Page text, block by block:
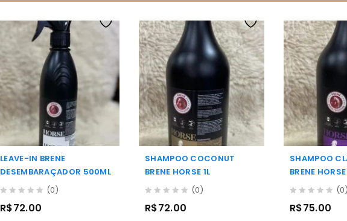
LEAVE-IN BRENE
DESEMBARAÇADOR 500ML
out
(0)
R$72.00
SHAMPOO COCONUT
BRENE HORSE 1L
out
(0)
R$72.00
SHAMPOO
BRENE HORSE
out
(0)
R$75.00